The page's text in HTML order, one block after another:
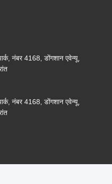
नंबर 4168, डोंगशान एवेन्यू,
नंबर 4168, डोंगशान एवेन्यू,